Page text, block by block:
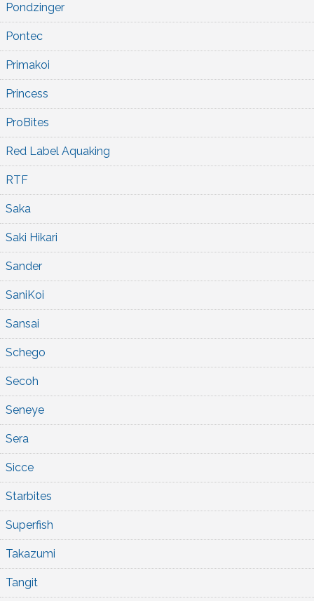
Pondzinger
Pontec
Primakoi
Princess
ProBites
Red Label Aquaking
RTF
Saka
Saki Hikari
Sander
SaniKoi
Sansai
Schego
Secoh
Seneye
Sera
Sicce
Starbites
Superfish
Takazumi
Tangit